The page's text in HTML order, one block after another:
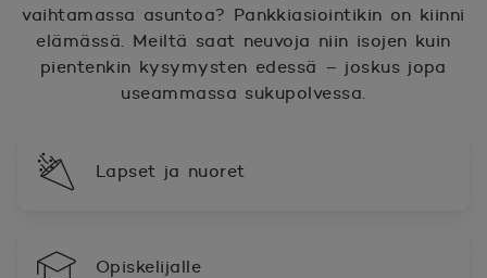
vaihtamassa asuntoa? Pankkiasiointikin on kiinni
elämässä. Meiltä saat neuvoja niin isojen kuin
pientenkin kysymysten edessä – joskus jopa
useammassa sukupolvessa.
Lapset ja nuoret
Opiskelijalle